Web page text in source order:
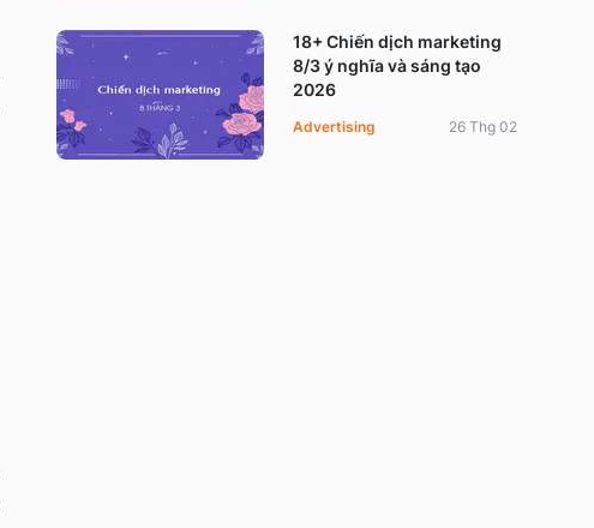
18+ Chiến dịch marketing
8/3 ý nghĩa và sáng tạo
2026
Advertising 26 Thg 02